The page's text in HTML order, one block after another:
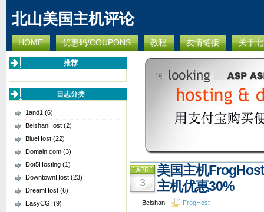
北山美国主机评论
HOME 优惠码/COUPONS 教程 友情链接 关于
推荐
日志分类
1and1 (6)
BeishanHost (2)
BlueHost (22)
Domain.com (3)
Dot5Hosting (1)
DowntownHost (23)
DreamHost (6)
EasyCGI (9)
APR
3
美国主机
主机优惠30%
Beishan FrogHost